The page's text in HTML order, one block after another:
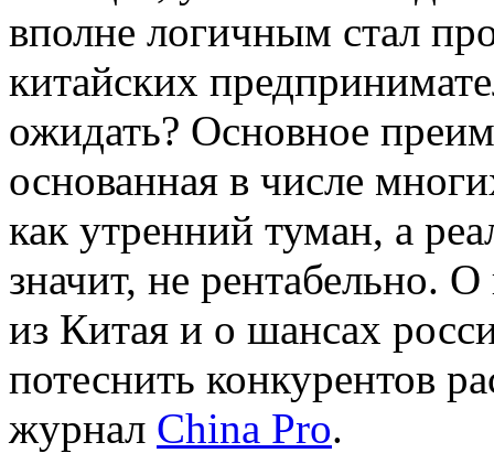
вполне логичным стал
китайских
ожидать? Основное
основанная в числе
как утренний туман, а
значит, не рентабельно.
из Китая и о шансах
потеснить конкурентов
журнал China Pro.